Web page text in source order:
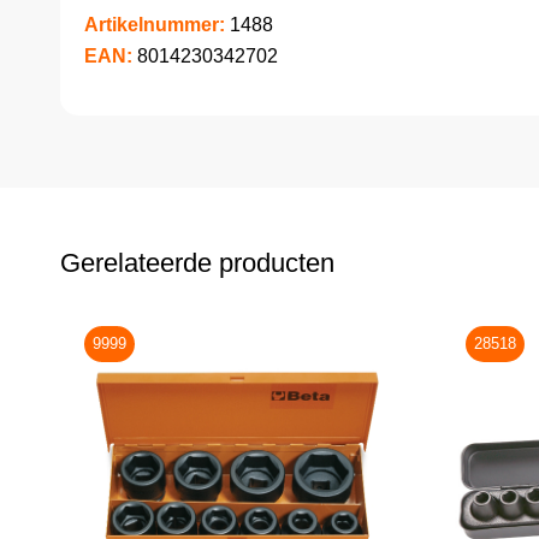
Artikelnummer: 1488
EAN: 8014230342702
Gerelateerde producten
9999 28518